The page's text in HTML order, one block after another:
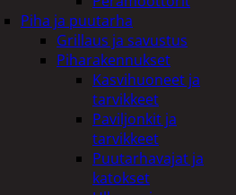
Piha ja puutarha
Grillaus ja savustus
Piharakennukset
Kasvihuoneet ja
tarvikkeet
Paviljonkit ja
tarvikkeet
Puutarhavajat ja
katokset